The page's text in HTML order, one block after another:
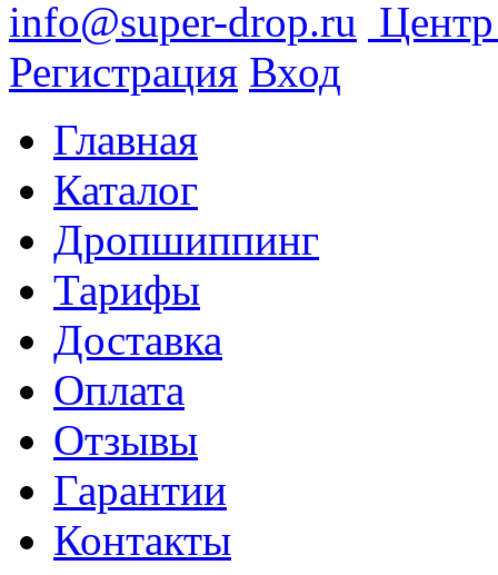
info@super-drop.ru
Регистрация Вход
Главная
Каталог
Дропшиппинг
Тарифы
Доставка
Оплата
Отзывы
Гарантии
Контакты